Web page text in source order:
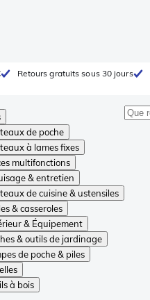
Retours gratuits sous 30 jours
de poche
à lames fixes
multifonctions
& entretien
de cuisine & ustensiles
& casseroles
& Équipement
& outils de jardinage
de poche & piles
à bois